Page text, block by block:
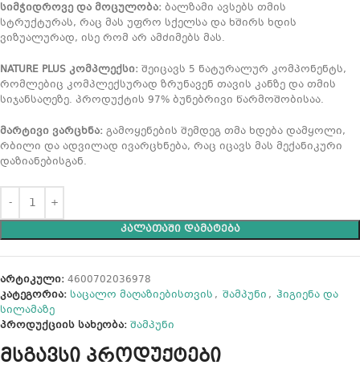
სიმჭიდროვე და მოცულობა: ბალზამი ავსებს თმის
სტრუქტურას, რაც მას უფრო სქელსა და ხშირს ხდის
ვიზუალურად, ისე რომ არ ამძიმებს მას.
NATURE PLUS კომპლექსი: შეიცავს 5 ნატურალურ კომპონენტს,
რომლებიც კომპლექსურად ზრუნავენ თავის კანზე და თმის
სიჯანსაღეზე. პროდუქტის 97% ბუნებრივი წარმოშობისაა.
მარტივი ვარცხნა: გამოყენების შემდეგ თმა ხდება დამყოლი,
რბილი და ადვილად ივარცხნება, რაც იცავს მას მექანიკური
დაზიანებისგან.
ᲙᲐᲚᲐᲗᲐᲨᲘ ᲓᲐᲛᲐᲢᲔᲑᲐ
არტიკული: 4600702036978
კატეგორია: საცალო მაღაზიებისთვის , შამპუნი , ჰიგიენა და
სილამაზე
პროდუქციის სახეობა: შამპუნი
მსგავსი პროდუქტები